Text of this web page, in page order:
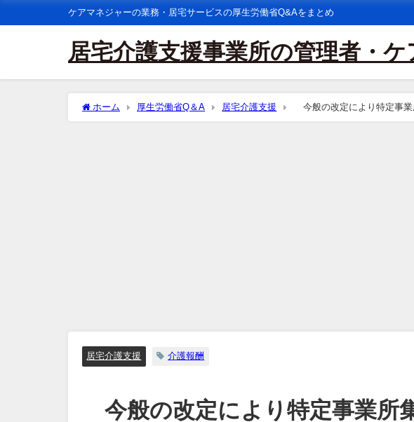
ケアマネジャーの業務・居宅サービスの厚生労働省Q&Aをまとめ
居宅介護支援事業所の管理者・
ホーム 厚生労働省Q＆A 居宅介護支援
今般の改定により特定事業
れたが、1つのサービスにおいて正当な理由がなく８０％を越えた場合は全利用
居宅介護支援 介護報酬
今般の改定により特定事業所